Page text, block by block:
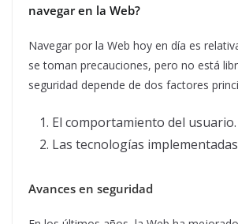
navegar en la Web?
Navegar por la Web hoy en día es
se toman precauciones, pero no está
seguridad depende de dos factores
El comportamiento del usuario.
Las tecnologías
Avances en seguridad